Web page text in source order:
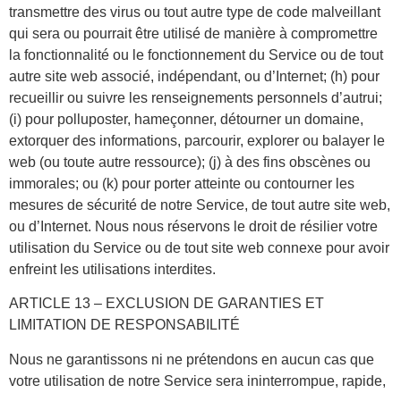
transmettre des virus ou tout autre type de code malveillant
qui sera ou pourrait être utilisé de manière à compromettre
la fonctionnalité ou le fonctionnement du Service ou de tout
autre site web associé, indépendant, ou d’Internet; (h) pour
recueillir ou suivre les renseignements personnels d’autrui;
(i) pour polluposter, hameçonner, détourner un domaine,
extorquer des informations, parcourir, explorer ou balayer le
web (ou toute autre ressource); (j) à des fins obscènes ou
immorales; ou (k) pour porter atteinte ou contourner les
mesures de sécurité de notre Service, de tout autre site web,
ou d’Internet. Nous nous réservons le droit de résilier votre
utilisation du Service ou de tout site web connexe pour avoir
enfreint les utilisations interdites.
ARTICLE 13 – EXCLUSION DE GARANTIES ET
LIMITATION DE RESPONSABILITÉ
Nous ne garantissons ni ne prétendons en aucun cas que
votre utilisation de notre Service sera ininterrompue, rapide,